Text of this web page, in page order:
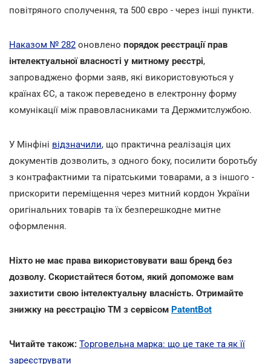
повітряного сполучення, та 500 євро - через інші пункти.
Наказом № 282 оновлено порядок реєстрації прав
інтелектуальної власності у митному реєстрі,
запроваджено форми заяв, які використовуються у
країнах ЄС, а також переведено в електронну форму
комунікації між правовласниками та Держмитслужбою.
У Мінфіні відзначили, що практична реалізація цих
документів дозволить, з одного боку, посилити боротьбу
з контрафактними та піратськими товарами, а з іншого -
прискорити переміщення через митний кордон України
оригінальних товарів та їх безперешкодне митне
оформлення.
Ніхто не має права використовувати ваш бренд без
дозволу. Скористайтеся ботом, який допоможе вам
захистити свою інтелектуальну власність. Отримайте
знижку на реєстрацію ТМ з сервісом PatentBot
Читайте також: Торговельна марка: що це таке та як її
зареєструвати